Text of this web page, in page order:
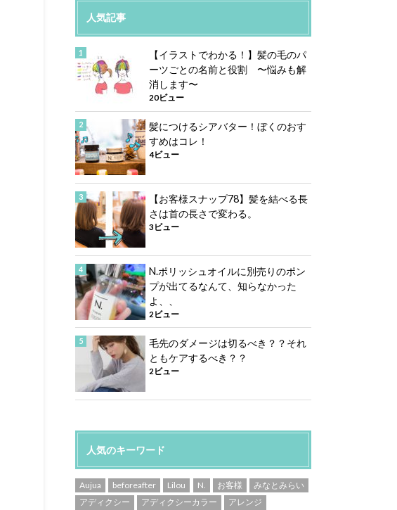
人気記事
【イラストでわかる！】髪の毛のパ
ーツごとの名前と役割 〜悩みも解
消します〜
20ビュー
髪につけるシアバター！ぼくのおす
すめはコレ！
4ビュー
【お客様スナップ78】髪を結べる長
さは首の長さで変わる。
3ビュー
N.ポリッシュオイルに別売りのポン
プが出てるなんて、知らなかった
よ、、
2ビュー
毛先のダメージは切るべき？？それ
ともケアするべき？？
2ビュー
人気のキーワード
Aujua beforeafter Lilou N. お客様
みなとみらい
アディクシー
アディクシーカラー アレンジ